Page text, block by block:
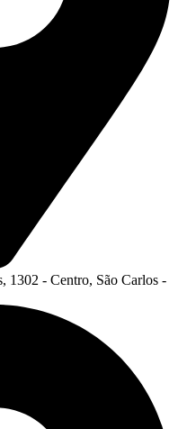
1302 - Centro, São Carlos -